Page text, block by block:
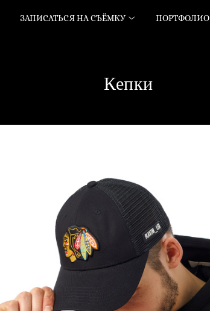
ЗАПИСАТЬСЯ НА СЪЁМКУ ПОРТФОЛИО
Кепки